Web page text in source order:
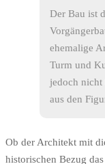
Der Bau ist
ehemalige
Turm und
jedoch nicht
aus den
Ob der Architekt mit
historischen Bezug